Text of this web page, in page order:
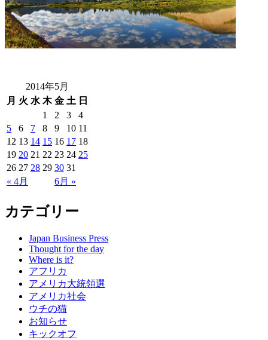
2014年5月
月 火 水 木 金 土 日
« 4月 6月 »
1 2 3
4
5
6 7 8 9 10 11
12 13 14 15 16 17 18
19 20 21 22 23 24 25
26 27 28 29 30 31
カテゴリー
Japan Business Press
Thought for the day
Where is it?
アフリカ
アメリカ大統領選
アメリカ社会
ウチの猫
お知らせ
キックオフ